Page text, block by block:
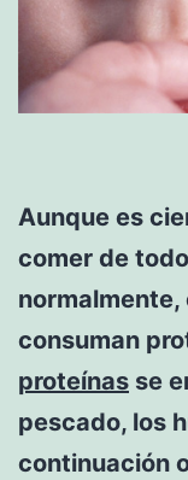
Aunque es
comer de
consuman
proteínas se
pescado, los
continuación